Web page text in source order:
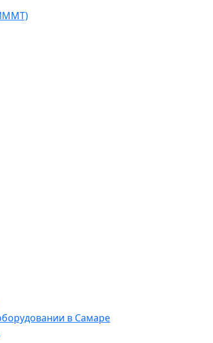
в Самаре